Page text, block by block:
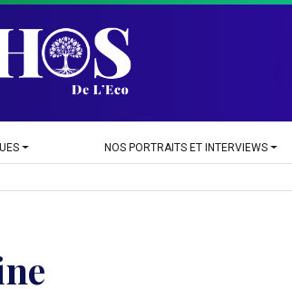
NOS PORTRAITS ET INTERVIEWS